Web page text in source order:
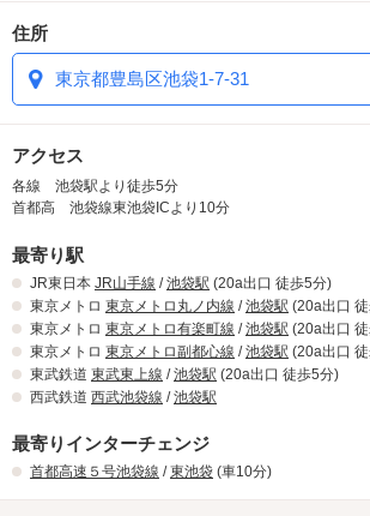
クールなボディケアでさっぱりスッキリなバス
ださい♪
★春季限定チューハイ・サワー150円フェア★
春の期間限定チューハイ・サワー150円フェア
☆彡
季節のフルーティーなフレーバーをお得な価格
★春季限定 桜のレンタルグッズ★
春の期間限定 桜の香りのレンタルシャンプーが
『いち髪 春めき』『Diane Sakura Shine』の
『Dove サクラ＆ムスク』のボディソープを是
ふわりと香るSAKURAの香りで髪もボディも春
★期間限定 桜の入浴剤★
伝統のある桜の香りに包まれてゆったりとバス
い♪
住所
東京都豊島区池袋1-7-31
アクセス
各線 池袋駅より徒歩5分
首都高 池袋線東池袋ICより10分
最寄り駅
JR東日本 JR山手線 /池袋駅 (20a出口 徒歩5分)
東京メトロ 東京メトロ丸ノ内線 /池袋駅 (20a出口
東京メトロ 東京メトロ有楽町線 /池袋駅 (20a出口
東京メトロ 東京メトロ副都心線 /池袋駅 (20a出口
東武鉄道 東武東上線 /池袋駅 (20a出口 徒歩5分)
西武鉄道 西武池袋線 /池袋駅
最寄りインターチェンジ
首都高速５号池袋線 /東池袋 (車10分)